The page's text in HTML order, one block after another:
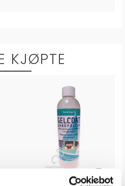
KJØPTE
TCNANO Gelcoat Nanopolish